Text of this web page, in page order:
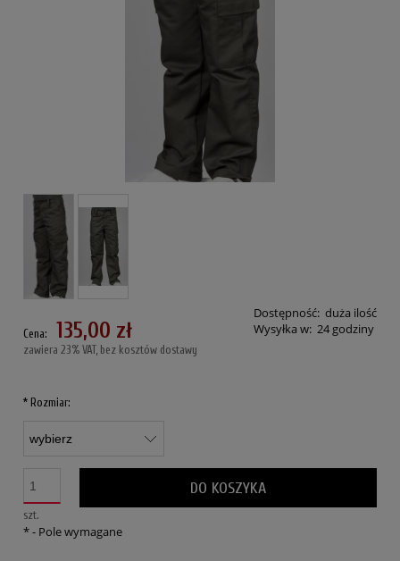
Dostępność: duża ilość
Wysyłka w: 24 godziny
Cena: 135,00 zł
zawiera 23% VAT, bez kosztów dostawy
* Rozmiar:
szt.
DO KOSZYKA
*- Pole wymagane